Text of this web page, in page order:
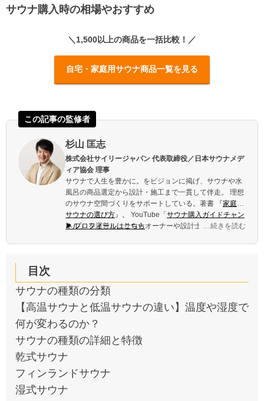
サウナ購入時の相場やおすすめ
＼1,500以上の商品を一括比較！／
自宅・家庭用サウナ商品一覧を見る
杉山 匡志
株式会社サイリージャパン 代表取締役／日本サウナメデ
ィア協会 理事
サウナで人生を豊かに。をビジョンに掲げ、サウナや水
風呂の商品選定から設計・施工まで一貫して伴走。 理想
のサウナ空間づくりをサポートしている。著書 『家庭用
サウナの選び方
』。 YouTube「 サウナ購入ガイドチャン
ネル」 を運営し、サウナオーナーや設計士の取材を続け
▶ プロフィールはこちら …続きを読む
目次
サウナの種類の分類
【高温サウナと低温サウナの違い】温度や湿度で
何が変わるのか？
サウナの種類の詳細と特徴
乾式サウナ
フィンランドサウナ
湿式サウナ